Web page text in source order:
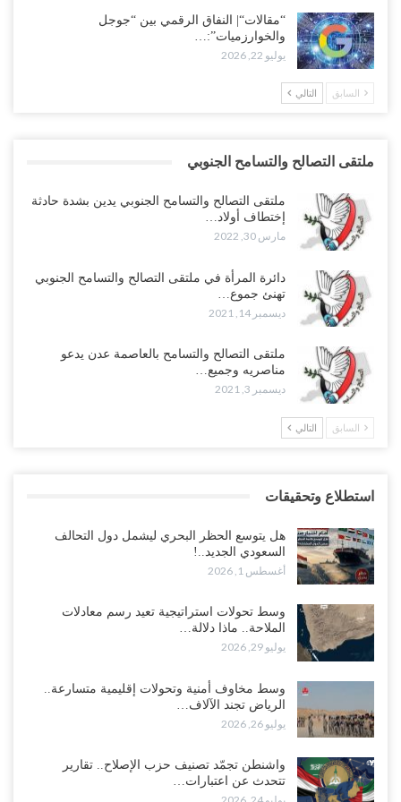
“مقالات“| النفاق الرقمي بين “جوجل
والخوارزميات”:…
يوليو 22, 2026
السابق التالي
ملتقى التصالح والتسامح الجنوبي
ملتقى التصالح والتسامح الجنوبي يدين بشدة حادثة
إختطاف أولاد…
مارس 30, 2022
دائرة المرأة في ملتقى التصالح والتسامح الجنوبي
تهنئ جموع…
ديسمبر 14, 2021
ملتقى التصالح والتسامح بالعاصمة عدن يدعو
مناصريه وجميع…
ديسمبر 3, 2021
السابق التالي
استطلاع وتحقيقات
هل يتوسع الحظر البحري ليشمل دول التحالف
السعودي الجديد..!
أغسطس 1, 2026
وسط تحولات استراتيجية تعيد رسم معادلات
الملاحة.. ماذا دلالة…
يوليو 29, 2026
وسط مخاوف أمنية وتحولات إقليمية متسارعة..
الرياض تجند الآلاف…
يوليو 26, 2026
واشنطن تجمّد تصنيف حزب الإصلاح.. تقارير
تتحدث عن اعتبارات…